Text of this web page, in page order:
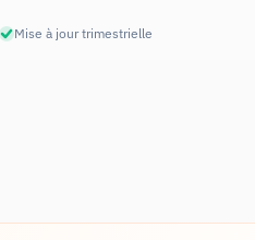
Mise à jour trimestrielle